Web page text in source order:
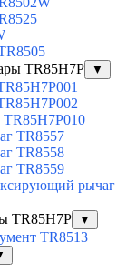
TR85H7P
▼
TR8557
TR8558
TR8559
рычаг
TR85H7P
▼
TR8513